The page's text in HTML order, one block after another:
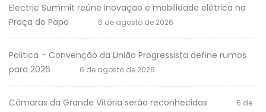
Electric Summit reúne inovação e mobilidade elétrica na
Praça do Papa
6 de agosto de 2026
Politica – Convenção da União Progressista define rumos
para 2026
6 de agosto de 2026
Câmaras da Grande Vitória serão reconhecidas
6 de